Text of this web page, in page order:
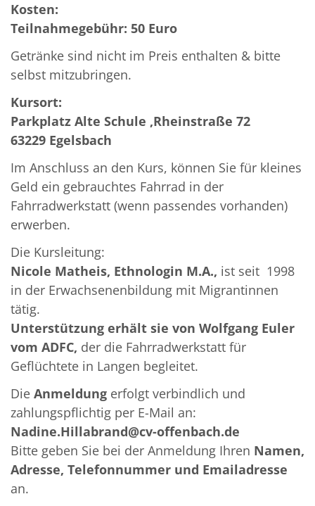
Kosten:
Teilnahmegebühr: 50 Euro
Getränke sind nicht im Preis enthalten & bitte
selbst mitzubringen.
Kursort:
Parkplatz Alte Schule ,Rheinstraße 72
63229 Egelsbach
Im Anschluss an den Kurs, können Sie für kleines
Geld ein gebrauchtes Fahrrad in der
Fahrradwerkstatt (wenn passendes vorhanden)
erwerben.
Die Kursleitung:
Nicole Matheis, Ethnologin M.A., ist seit 1998
in der Erwachsenenbildung mit Migrantinnen
tätig.
Unterstützung erhält sie von Wolfgang Euler
vom ADFC, der die Fahrradwerkstatt für
Geflüchtete in Langen begleitet.
Die Anmeldung erfolgt verbindlich und
zahlungspflichtig per E-Mail an:
Nadine.Hillabrand@cv-offenbach.de
Bitte geben Sie bei der Anmeldung Ihren Namen,
Adresse, Telefonnummer und Emailadresse
an.